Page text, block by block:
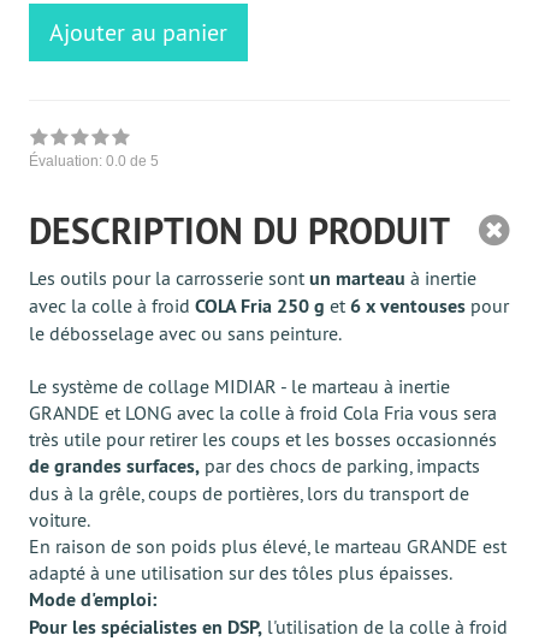
Ajouter au panier
Évaluation: 0.0 de 5
DESCRIPTION DU PRODUIT
Les outils pour la carrosserie sont un marteau à inertie
avec la colle à froid COLA Fria 250 g et 6 х ventouses pour
le débosselage avec ou sans peinture.
Le système de collage MIDIAR - le marteau à inertie
GRANDE et LONG avec la colle à froid Cola Fria vous sera
très utile pour retirer les coups et les bosses occasionnés
de grandes surfaces, par des chocs de parking, impacts
dus à la grêle, coups de portières, lors du transport de
voiture.
En raison de son poids plus élevé, le marteau GRANDE est
adapté à une utilisation sur des tôles plus épaisses.
Mode d'emploi:
Pour les spécialistes en DSP, l'utilisation de la colle à froid